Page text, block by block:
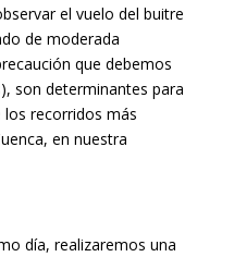
el vuelo del buitre
de moderada
que debemos
son determinantes para
recorridos más
en nuestra
día, realizaremos una